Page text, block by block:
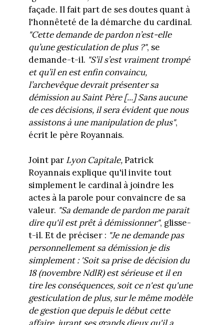
façade. Il fait part de ses doutes quant à
l'honnêteté de la démarche du cardinal.
"Cette demande de pardon n’est-elle
qu’une gesticulation de plus ?", se
demande-t-il. "S’il s’est vraiment trompé
et qu’il en est enfin convaincu,
l’archevêque devrait présenter sa
démission au Saint Père [...] Sans aucune
de ces décisions, il sera évident que nous
assistons à une manipulation de plus",
écrit le père Royannais.
Joint par Lyon Capitale,Patrick
Royannais explique qu'il invite tout
simplement le cardinal à joindre les
actes à la parole pour convaincre de sa
valeur. "Sa demande de pardon me parait
dire qu'il est prêt à démissionner", glisse-
t-il. Et de préciser : "Je ne demande pas
personnellement sa démission je dis
simplement : 'Soit sa prise de décision du
18 (novembre NdlR) est sérieuse et il en
tire les conséquences, soit ce n'est qu'une
gesticulation de plus, sur le même modèle
de gestion que depuis le début cette